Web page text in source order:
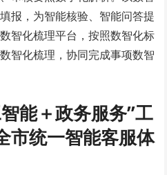
报，为智能核验、智能问答提
智化梳理平台，按照数智化标
智化梳理，协同完成事项数智
智能＋政务服务”工
市统一智能客服体